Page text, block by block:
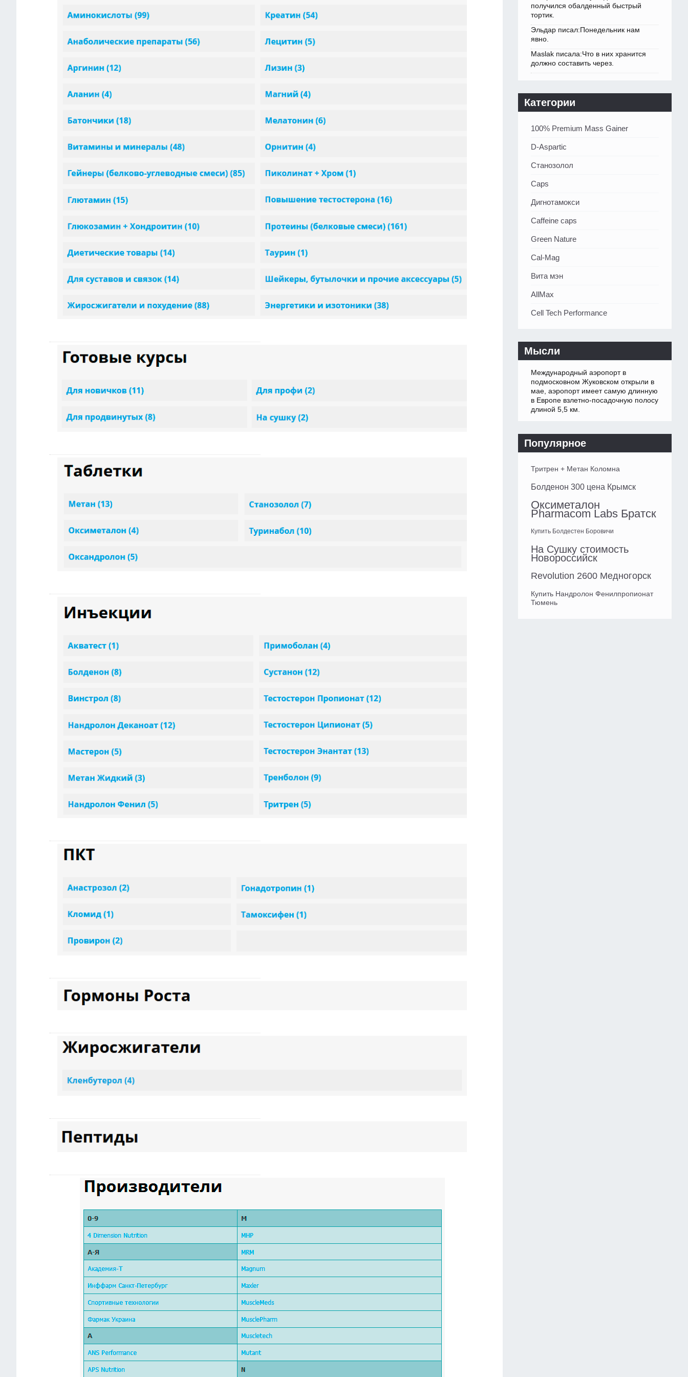
получился обалденный быстрый
тортик.
Эльдар писал:Понедельник нам
явно.
Maslak писала:Что в них хранится
должно составить через.
Категории
100% Premium Mass Gainer
D-Aspartic
Станозолол
Caps
Дигнотамокси
Caffeine caps
Green Nature
Cal-Mag
Вита мэн
AllMax
Cell Tech Performance
Мысли
Международный аэропорт в
подмосковном Жуковском открыли в
мае, аэропорт имеет самую длинную
в Европе взлетно-посадочную полосу
длиной 5,5 км.
Популярное
Тритрен + Метан Коломна
Болденон 300 цена Крымск
Оксиметалон
Pharmacom Labs Братск
Купить Болдестен Боровичи
На Сушку стоимость
Новороссийск
Revolution 2600 Медногорск
Купить Нандролон Фенилпропионат
Тюмень